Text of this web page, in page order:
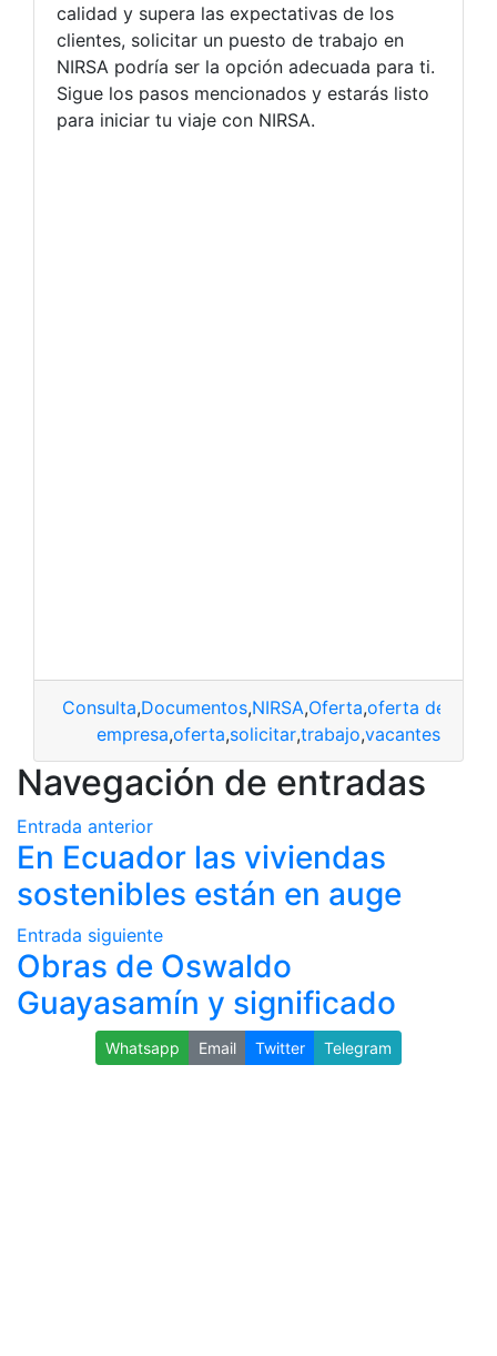
calidad y supera las expectativas de los
clientes, solicitar un puesto de trabajo en
NIRSA podría ser la opción adecuada para ti.
Sigue los pasos mencionados y estarás listo
para iniciar tu viaje con NIRSA.
Consulta,Documentos,NIRSA,Oferta,oferta de
empresa,oferta,solicitar,trabajo,vacantes
Navegación de entradas
Entrada anterior
En Ecuador las viviendas
sostenibles están en auge
Entrada siguiente
Obras de Oswaldo
Guayasamín y significado
Whatsapp Email Twitter Telegram